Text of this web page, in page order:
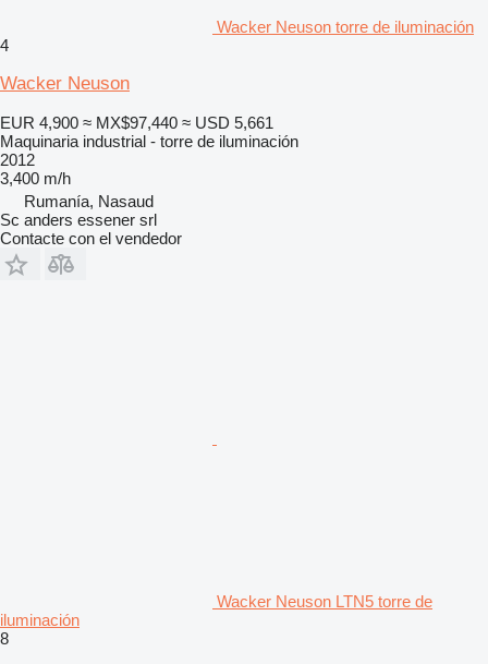
Wacker Neuson torre de iluminación
4
Wacker Neuson
EUR 4,900 ≈ MX$97,440 ≈ USD 5,661
Maquinaria industrial - torre de iluminación
2012
3,400 m/h
Rumanía, Nasaud
Sc anders essener srl
Contacte con el vendedor
Wacker Neuson LTN5 torre de
iluminación
8